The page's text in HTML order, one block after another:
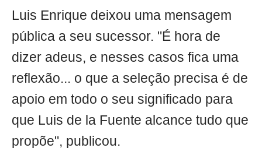
Luis Enrique deixou uma mensagem
pública a seu sucessor. "É hora de
dizer adeus, e nesses casos fica uma
reflexão... o que a seleção precisa é de
apoio em todo o seu significado para
que Luis de la Fuente alcance tudo que
propõe", publicou.